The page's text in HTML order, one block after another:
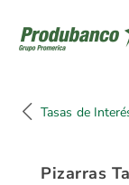
Tasas de
Tasas de
Pizarras